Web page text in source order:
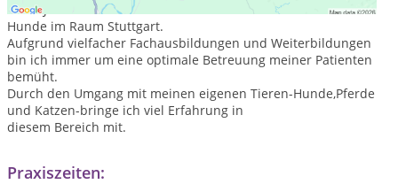
Seit 2 Jahren betreibe ich eine mobile Praxis für Pferde und
Hunde im Raum Stuttgart.
Aufgrund vielfacher Fachausbildungen und Weiterbildungen
bin ich immer um eine optimale Betreuung meiner Patienten
bemüht.
Durch den Umgang mit meinen eigenen Tieren-Hunde,Pferde
und Katzen-bringe ich viel Erfahrung in
diesem Bereich mit.
Praxiszeiten: